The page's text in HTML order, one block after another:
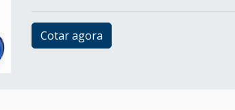
Cotar agora